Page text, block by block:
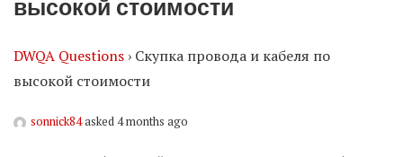
высокой стоимости
DWQA Questions › Скупка провода и кабеля по
высокой стоимости
sonnick84asked 4 months ago